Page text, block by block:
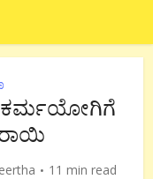
ಕರ್ಮಯೋಗಿಗೆ
11 min read